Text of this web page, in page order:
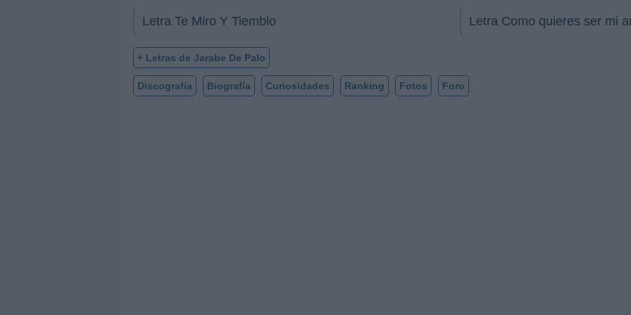
Letra Te Miro Y Tiemblo Letra Como quieres ser mi
+ Letras de Jarabe De Palo
Discografía Biografía Curiosidades Ranking Fotos Foro